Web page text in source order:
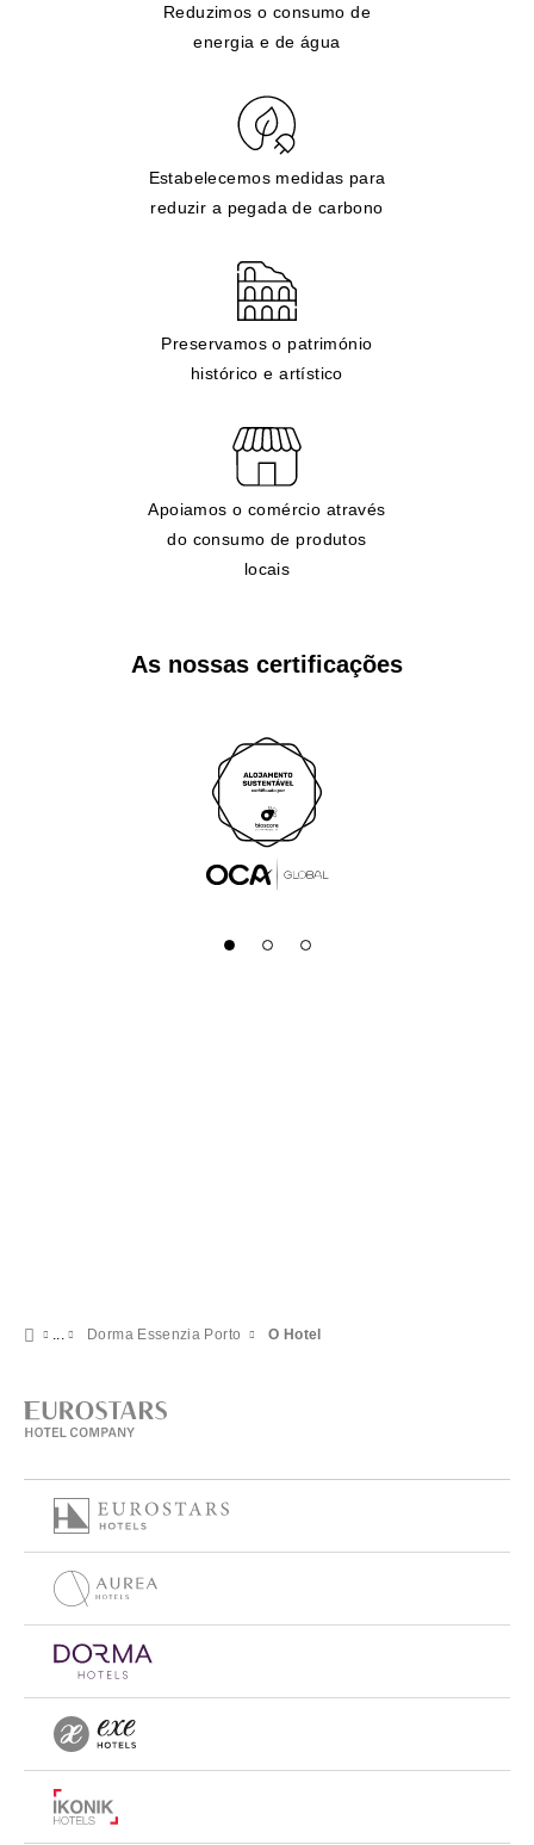
Reduzimos o consumo de
energia e de água
Estabelecemos medidas para
reduzir a pegada de carbono
Preservamos o património
histórico e artístico
Apoiamos o comércio através
do consumo de produtos
locais
As nossas certificações
Dorma Essenzia Porto O Hotel